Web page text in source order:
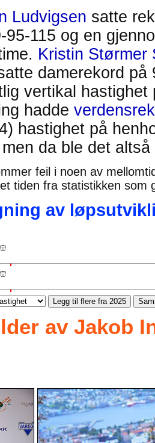
Ludvigsen satte
95-115 og en
Kristin Størmer
damerekord på
vertikal hastighet
hadde
hastighet på
da ble det
feil i noen av
tiden fra statistikken som
av
Legg til flere fra 2025
av Jakob